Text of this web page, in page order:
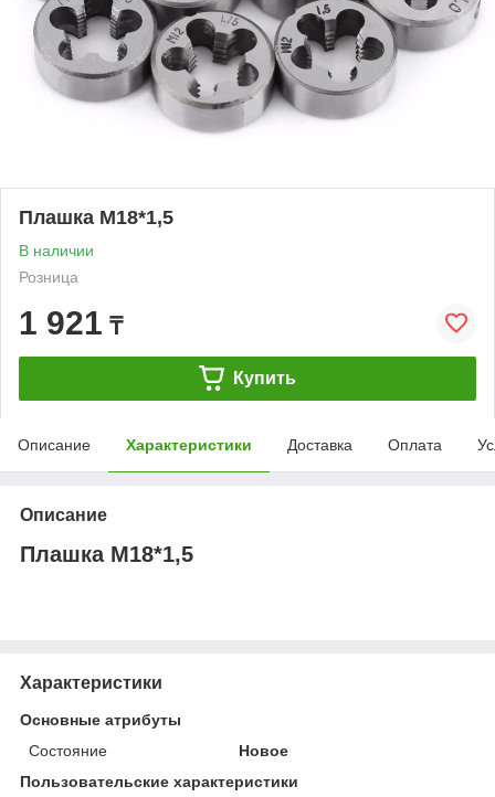
Плашка М18*1,5
В наличии
Розница
1 921 ₸
Купить
Описание Характеристики Доставка Оплата
Описание
Плашка М18*1,5
Характеристики
Основные атрибуты
Состояние
Новое
Пользовательские характеристики